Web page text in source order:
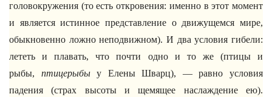
головокружения (то есть откровения: именно в этот момент
и является истинное представление о движущемся мире,
обыкновенно ложно неподвижном). И два условия гибели:
лететь и плавать, что почти одно и то же (птицы и
рыбы, птицерыбыу Елены Шварц), — равно условия
падения (страх высоты и щемящее наслаждение ею).